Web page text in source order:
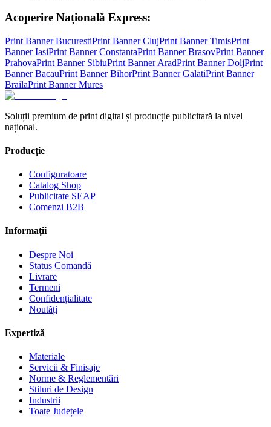
Acoperire Națională Express:
Print BannerBucurestiPrint BannerClujPrint BannerTimisPrint
BannerIasiPrint BannerConstantaPrint BannerBrasovPrint Banner
PrahovaPrint Banner SibiuPrint BannerAradPrint BannerDoljPrint
BannerBacauPrint BannerBihorPrint BannerGalatiPrint Banner
BrailaPrint BannerMures
Soluții premium de print digital și producție publicitară la nivel
național.
Producție
Configuratoare
Catalog Shop
Publicitate SEAP
Comenzi B2B
Informații
Despre Noi
Status Comandă
Livrare
Termeni
Confidențialitate
Noutăți
Expertiză
Materiale
Servicii & Finisaje
Norme & Reglementări
Stiluri de Design
Industrii
Toate Județele